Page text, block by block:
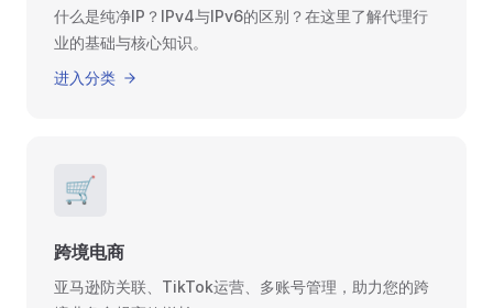
什么是纯净IP？IPv4与IPv6的区别？在这里了解代理行
业的基础与核心知识。
进入分类
🛒
跨境电商
亚马逊防关联、TikTok运营、多账号管理，助力您的跨